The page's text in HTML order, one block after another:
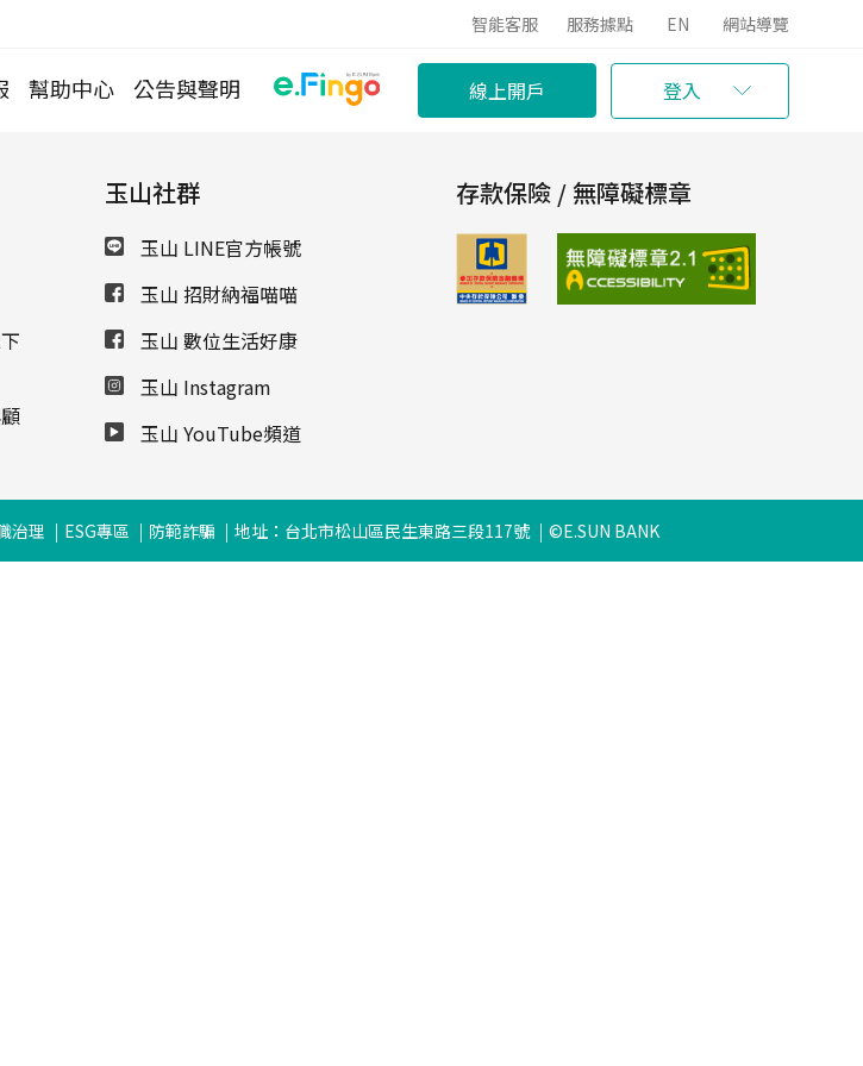
智能客服 服務據點 EN 網站導覽
幫助中心 公告與聲明 線上開戶 登入
玉山社群
玉山 LINE官方帳號
玉山 招財納福喵喵
玉山 數位生活好康
玉山 Instagram
玉山 YouTube頻道
存款保險 / 無障礙標章
治理 ESG專區 防範詐騙 地址：台北市松山區民生東路三段117號 ©E.SUN BANK